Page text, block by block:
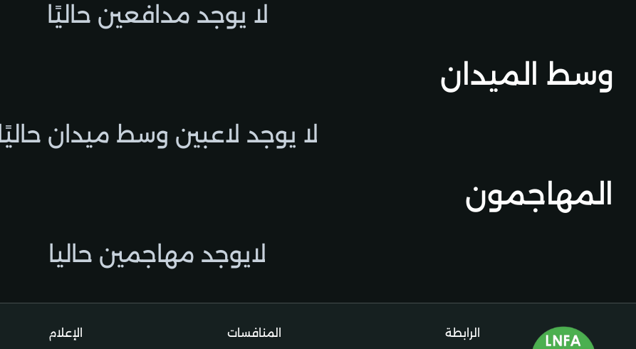
لا يوجد مدافعين حاليًا
وسط الميدان
لا يوجد لاعبين وسط ميدان حاليًا
المهاجمون
لايوجد مهاجمين حاليا
الرابطة المنافسات الإعلام